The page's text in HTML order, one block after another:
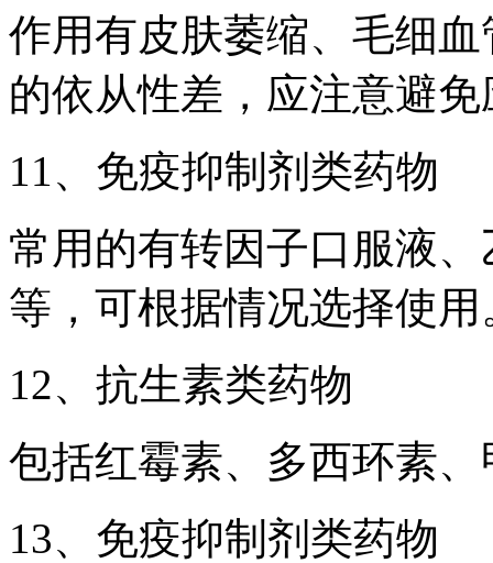
作用有皮肤萎缩、毛细
的依从性差，应注意避免
11、免疫抑制剂类药物
常用的有转因子口服液
等，可根据情况选择使用
12、抗生素类药物
包括红霉素、多西环素
13、免疫抑制剂类药物